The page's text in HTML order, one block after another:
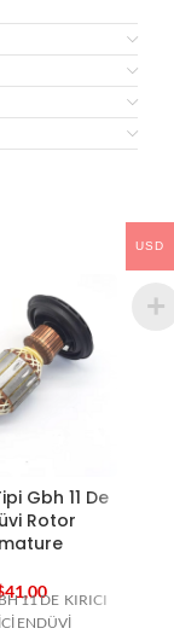
Gbh 11 De
Rotor
41,0011 DE KIRICI
ENDÜVİ
USD